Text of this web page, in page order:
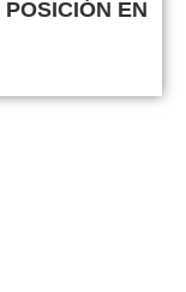
POSICIÓN EN